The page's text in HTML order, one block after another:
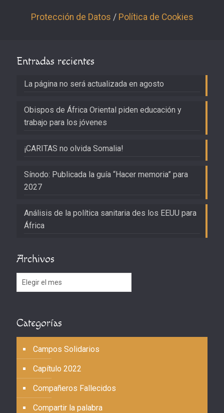
Protección de Datos / Política de Cookies
Entradas recientes
La página no será actualizada en agosto
Obispos de África Oriental piden educación y
trabajo para los jóvenes
¡CARITAS no olvida Somalia!
Sínodo: Publicada la guía “Hacer memoria” para
2027
Análisis de la política sanitaria des los EEUU para
África
Archivos
Archivos
Categorías
Campos Solidarios
Capítulo 2022
Compañeros Fallecidos
Compartir la palabra